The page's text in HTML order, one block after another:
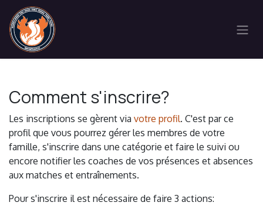
Se rendre au contenu
Comment s'inscrire?
Les inscriptions se gèrent via votre profil. C'est par ce
profil que vous pourrez gérer les membres de votre
famille, s'inscrire dans une catégorie et faire le suivi ou
encore notifier les coaches de vos présences et absences
aux matches et entraînements.
Pour s'inscrire il est nécessaire de faire 3 actions: